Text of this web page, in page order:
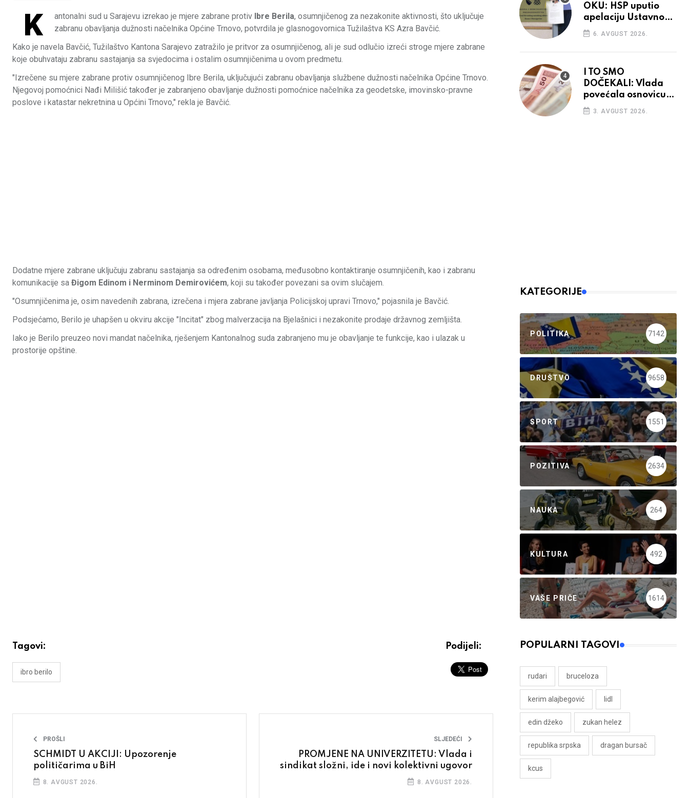
K antonalni sud u Sarajevu izrekao je mjere zabrane protiv Ibre Berila, osumnjičenog za nezakonite aktivnosti, što uključuje
zabranu obavljanja dužnosti načelnika Općine Trnovo, potvrdila je glasnogovornica Tužilaštva KS Azra Bavčić.
Kako je navela Bavčić, Tužilaštvo Kantona Sarajevo zatražilo je pritvor za osumnjičenog, ali je sud odlučio izreći stroge mjere zabrane
koje obuhvataju zabranu sastajanja sa svjedocima i ostalim osumnjičenima u ovom predmetu.
"Izrečene su mjere zabrane protiv osumnjičenog Ibre Berila, uključujući zabranu obavljanja službene dužnosti načelnika Općine Trnovo.
Njegovoj pomoćnici Nađi Milišić također je zabranjeno obavljanje dužnosti pomoćnice načelnika za geodetske, imovinsko-pravne
poslove i katastar nekretnina u Općini Trnovo," rekla je Bavčić.
Dodatne mjere zabrane uključuju zabranu sastajanja sa određenim osobama, međusobno kontaktiranje osumnjičenih, kao i zabranu
komunikacije sa Đigom Edinom i Nerminom Demirovićem, koji su također povezani sa ovim slučajem.
"Osumnjičenima je, osim navedenih zabrana, izrečena i mjera zabrane javljanja Policijskoj upravi Trnovo," pojasnila je Bavčić.
Podsjećamo, Berilo je uhapšen u okviru akcije "Incitat" zbog malverzacija na Bjelašnici i nezakonite prodaje državnog zemljišta.
Iako je Berilo preuzeo novi mandat načelnika, rješenjem Kantonalnog suda zabranjeno mu je obavljanje te funkcije, kao i ulazak u
prostorije opštine.
Tagovi:
ibro berilo
Podijeli:
PROŠLI
SCHMIDT U AKCIJI: Upozorenje
političarima u BiH
8. AVGUST 2026.
SLJEDEĆI
PROMJENE NA UNIVERZITETU: Vlada i
sindikat složni, ide i novi kolektivni ugovor
8. AVGUST 2026.
OKU: HSP uputio
apelaciju Ustavnom
sudu BiH
6. AVGUST 2026.
I TO SMO
DOČEKALI: Vlada
povećala osnovicu
za obračun plaća
budžetskim
3. AVGUST 2026.
KATEGORIJE
POLITIKA 7142
DRUŠTVO 9658
SPORT 1551
POZITIVA 2634
NAUKA 264
KULTURA 492
VAŠE PRIČE 1614
POPULARNI TAGOVI
rudari bruceloza
kerim alajbegović lidl
edin džeko zukan helez
republika srpska dragan bursač
kcus